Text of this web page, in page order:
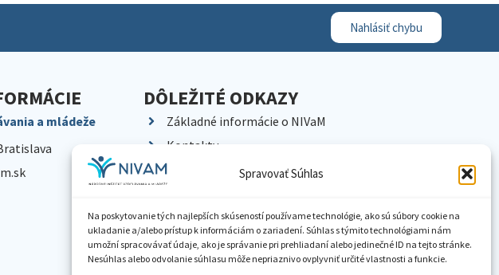
Spravovať Súhlas
Na poskytovanie tých najlepších skúseností používame technológie, ako sú súbory cookie na
ukladanie a/alebo prístup k informáciám o zariadení. Súhlas s týmito technológiami nám
umožní spracovávať údaje, ako je správanie pri prehliadaní alebo jedinečné ID na tejto stránke.
Nesúhlas alebo odvolanie súhlasu môže nepriaznivo ovplyvniť určité vlastnosti a funkcie.
Nahlásiť chybu
a mládeže
DÔLEŽITÉ ODKAZY
Základné informácie o NIVaM
Kontakty
Kariéra
Pracoviská NIVaM
Dokumenty inštitúcie
Knižnica